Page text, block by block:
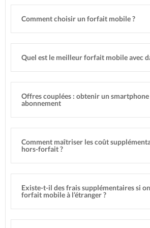
Comment choisir un forfait mobile ?
Quel est le meilleur forfait mobile avec
Offres couplées : obtenir un smartphone
abonnement
Comment maîtriser les coût
hors-forfait ?
Existe-t-il des frais supplémentaires si
forfait mobile à l’étranger ?